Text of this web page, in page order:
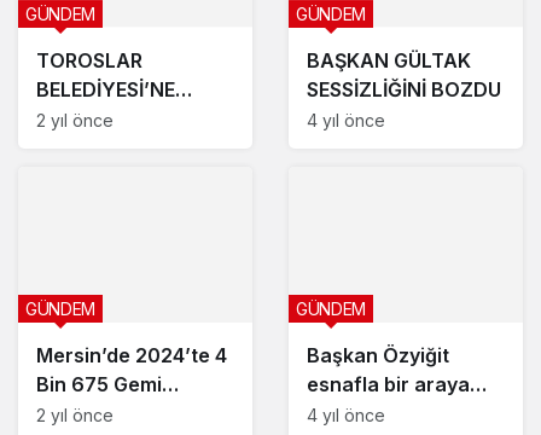
TOROSLAR
BELEDİYESİ’NE
HACİZ ŞOKU
GÜNDEM
2 yıl önce
BAŞKAN GÜLTAK
SESSİZLİĞİNİ BOZDU
GÜNDEM
4 yıl önce
Mersin’de 2024’te 4
Bin 675 Gemi
Denetlendi, 100
GÜNDEM
2 yıl önce
Başkan Özyiğit
esnafla bir araya
geldi
GÜNDEM
4 yıl önce